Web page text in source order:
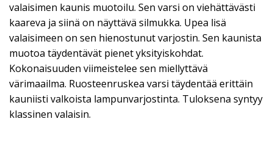
valaisimen kaunis muotoilu. Sen varsi on viehättävästi
kaareva ja siinä on näyttävä silmukka. Upea lisä
valaisimeen on sen hienostunut varjostin. Sen kaunista
muotoa täydentävät pienet yksityiskohdat.
Kokonaisuuden viimeistelee sen miellyttävä
värimaailma. Ruosteenruskea varsi täydentää erittäin
kauniisti valkoista lampunvarjostinta. Tuloksena syntyy
klassinen valaisin.